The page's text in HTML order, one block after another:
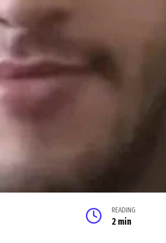
READING
2 min